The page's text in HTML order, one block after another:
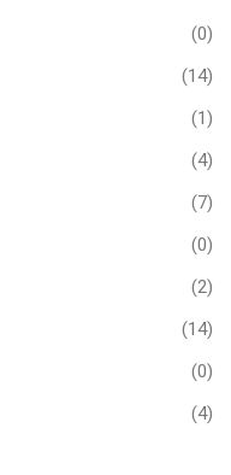
(0)
(14)
(1)
(4)
(7)
(0)
(2)
(14)
(0)
(4)